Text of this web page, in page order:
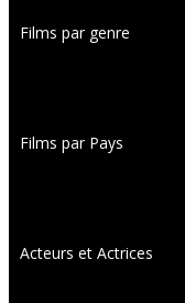
Films par genre
Films par Pays
Acteurs et Actrices